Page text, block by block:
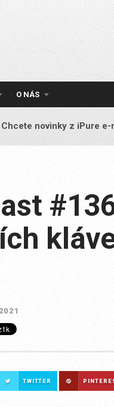
O NÁS
Chcete novinky z iPure e-
TWITTER